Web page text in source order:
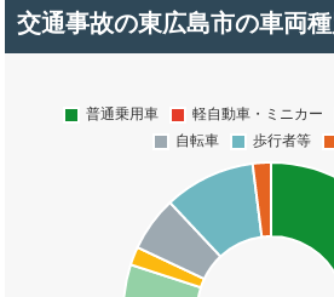
交通事故の東広島市の車両